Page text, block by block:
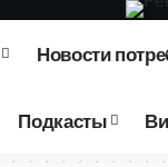
Новости
Подкасты